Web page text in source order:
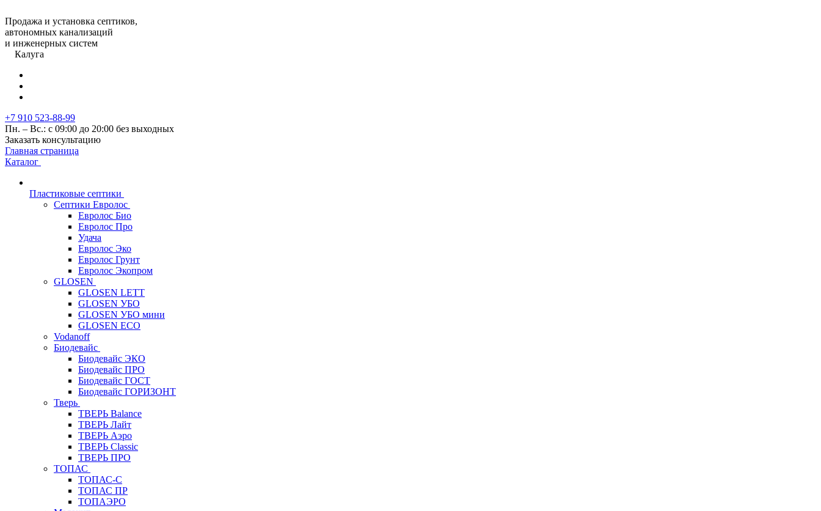
Продажа и установка септиков,
автономных канализаций
и инженерных систем
Калуга
+7 910 523-88-99
Пн. – Вс.: с 09:00 до 20:00 без выходных
Заказать консультацию
Главная страница
Каталог
Пластиковые септики
Септики Евролос
Евролос Био
Евролос Про
Удача
Евролос Эко
Евролос Грунт
Евролос Экопром
GLOSEN
GLOSEN LETT
GLOSEN УБО
GLOSEN УБО мини
GLOSEN ECO
Vodanoff
Биодевайс
Биодевайс ЭКО
Биодевайс ПРО
Биодевайс ГОСТ
Биодевайс ГОРИЗОНТ
Тверь
ТВЕРЬ Balance
ТВЕРЬ Лайт
ТВЕРЬ Аэро
ТВЕРЬ Classic
ТВЕРЬ ПРО
ТОПАС
ТОПАС-С
ТОПАС ПР
ТОПАЭРО